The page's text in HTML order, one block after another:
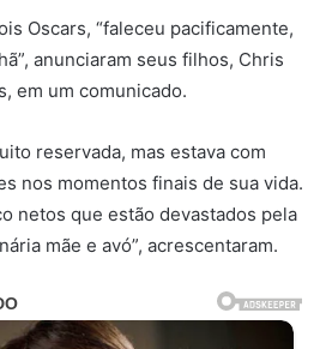
Oscars, “faleceu pacificamente,
anunciaram seus filhos, Chris
em um comunicado.
reservada, mas estava com
nos momentos finais de sua vida.
netos que estão devastados pela
mãe e avó”, acrescentaram.